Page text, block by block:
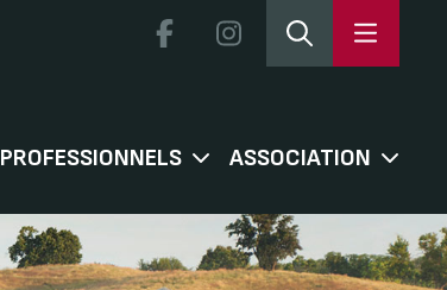
PROFESSIONNELS ASSOCIATION